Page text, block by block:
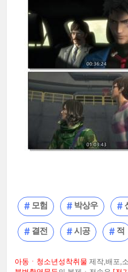
모험 박상우
결전 시공 적
아동ㆍ청소년성착취물 제작,배포,